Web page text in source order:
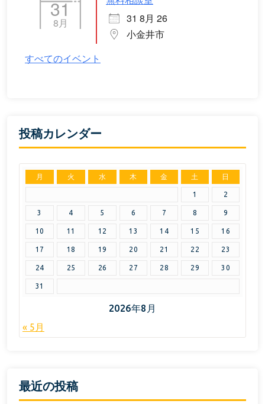
31
8月
31 8月 26
小金井市
すべてのイベント
投稿カレンダー
2026年8月
月 火 水 木 金 土 日
1 2
3 4 5 6 7 8 9
10 11 12 13 14 15 16
17 18 19 20 21 22 23
24 25 26 27 28 29 30
31
« 5月
最近の投稿